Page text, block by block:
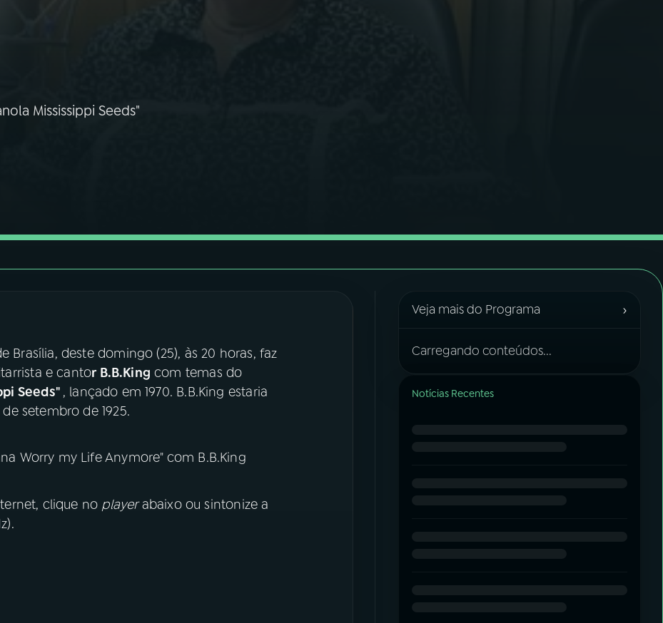
Mississippi Seeds"
Brasília, deste domingo (25), às 20 horas, faz
e cantor B.B.King com temas do
Seeds" , lançado em 1970. B.B.King estaria
setembro de 1925.
Worry my Life Anymore" com B.B.King
clique no playerabaixo ou sintonize a
Veja mais do Programa ›
Carregando conteúdos...
Notícias Recentes